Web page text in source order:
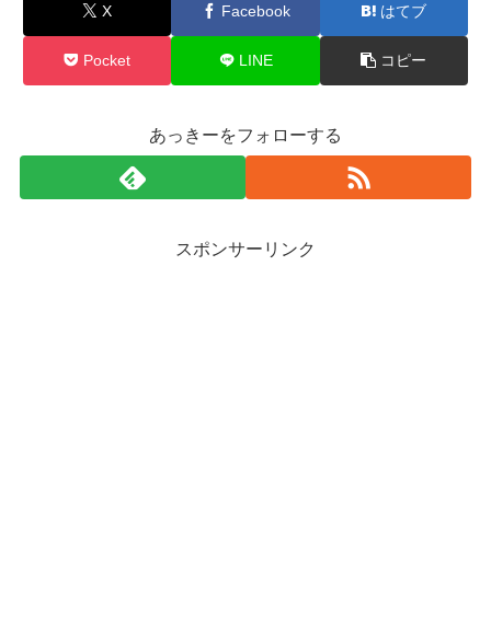
X Facebook はてブ
Pocket LINE コピー
あっきーをフォローする
スポンサーリンク